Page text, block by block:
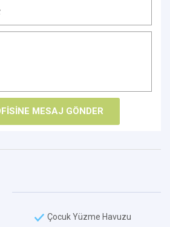
Çocuk Yüzme Havuzu